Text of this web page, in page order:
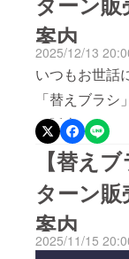
げます。ミニ
ラボスタッフ
で開催中
fire.jp/projects/
（※ミニマルソ
のご購入もオ
す。）この機
利用下さいま
き、ミニマ
うぞよろしく
げます。ミニ
ラボスタッフ
案内
2025/12/13
いつもお世話
「替えブラシ
を販売してお
ご案内させて
こちらで開催
https://camp-
fire.jp/projects/
（※ミニマル
【替え
ターン
案内
2025/11/15